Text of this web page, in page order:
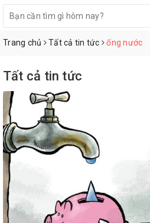
Trang chủ Tất cả tin tức ống nước
Tất cả tin tức